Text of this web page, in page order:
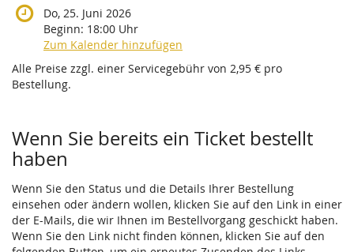
Do, 25. Juni 2026
Beginn: 18:00 Uhr
Zum Kalender hinzufügen
Alle Preise zzgl. einer Servicegebühr von 2,95 € pro
Bestellung.
Wenn Sie bereits ein Ticket bestellt
haben
Wenn Sie den Status und die Details Ihrer Bestellung
einsehen oder ändern wollen, klicken Sie auf den Link in einer
der E-Mails, die wir Ihnen im Bestellvorgang geschickt haben.
Wenn Sie den Link nicht finden können, klicken Sie auf den